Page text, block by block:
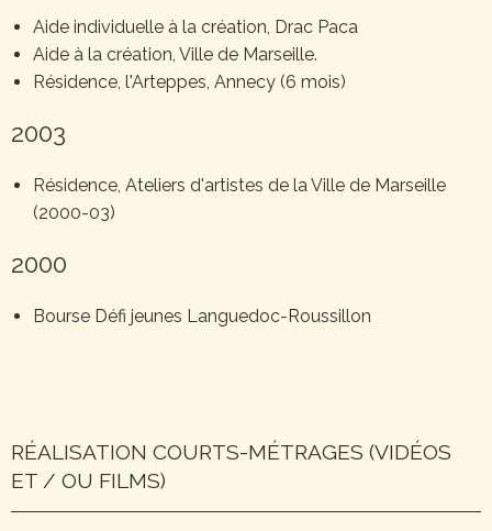
Aide individuelle à la création, Drac Paca
Aide à la création, Ville de Marseille.
Résidence, l'Arteppes, Annecy (6 mois)
2003
Résidence, Ateliers d'artistes de la Ville de Marseille
(2000-03)
2000
Bourse Défi jeunes Languedoc-Roussillon
RÉALISATION COURTS-MÉTRAGES (VIDÉOS
ET / OU FILMS)